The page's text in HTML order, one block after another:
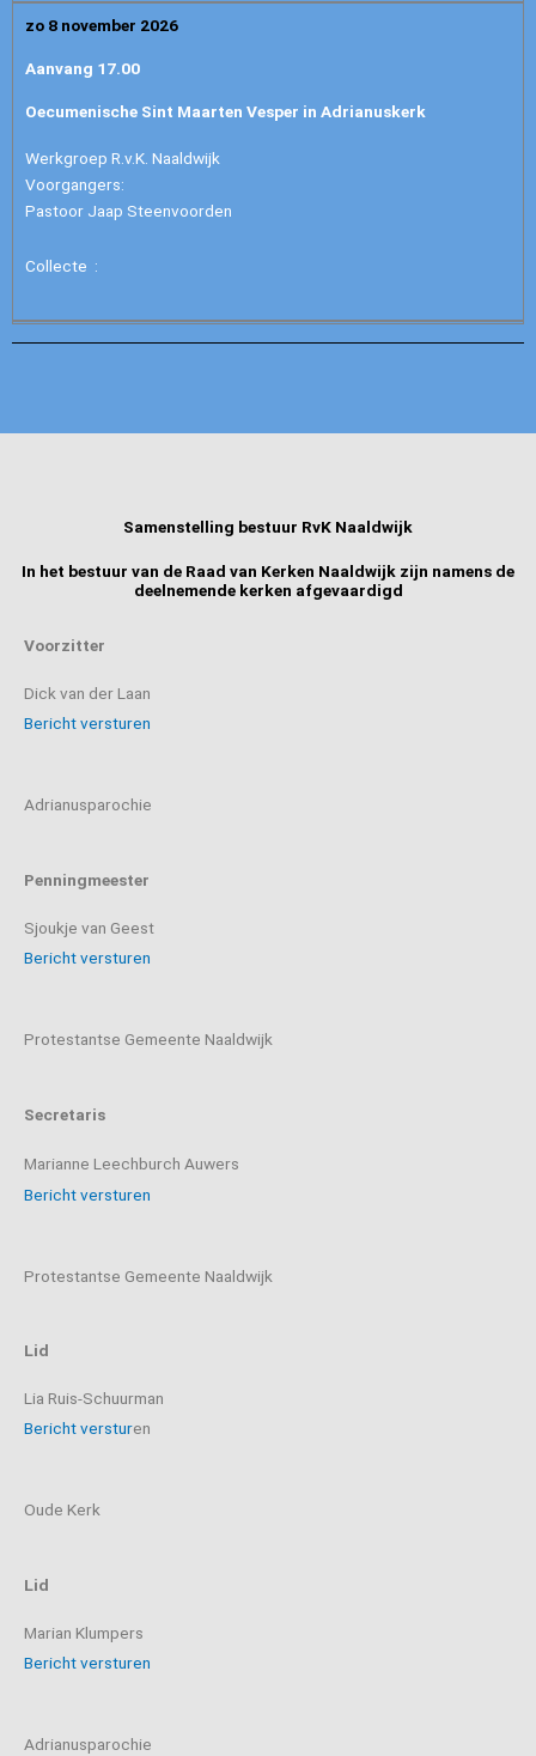
zo 8 november 2026
Aanvang 17.00
Oecumenische Sint Maarten Vesper in Adrianuskerk
Werkgroep R.v.K. Naaldwijk
Voorgangers:
Pastoor Jaap Steenvoorden
Collecte :
Samenstelling bestuur RvK Naaldwijk
In het bestuur van de Raad van Kerken Naaldwijk zijn namens de
deelnemende kerken afgevaardigd
Voorzitter
Dick van der Laan
Bericht versturen
Adrianusparochie
Penningmeester
Sjoukje van Geest
Bericht versturen
Protestantse Gemeente Naaldwijk
Secretaris
Marianne Leechburch Auwers
Bericht versturen
Protestantse Gemeente Naaldwijk
Lid
Lia Ruis-Schuurman
Bericht versturen
Oude Kerk
Lid
Marian Klumpers
Bericht versturen
Adrianusparochie